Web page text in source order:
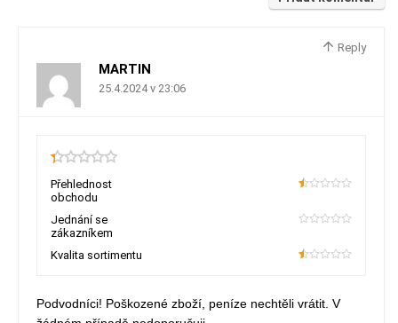
Reply
MARTIN
25.4.2024 v 23:06
0.3
Přehlednost
obchodu
Jednání se
zákazníkem
Kvalita sortimentu
Podvodníci! Poškozené zboží, peníze nechtěli vrátit. V